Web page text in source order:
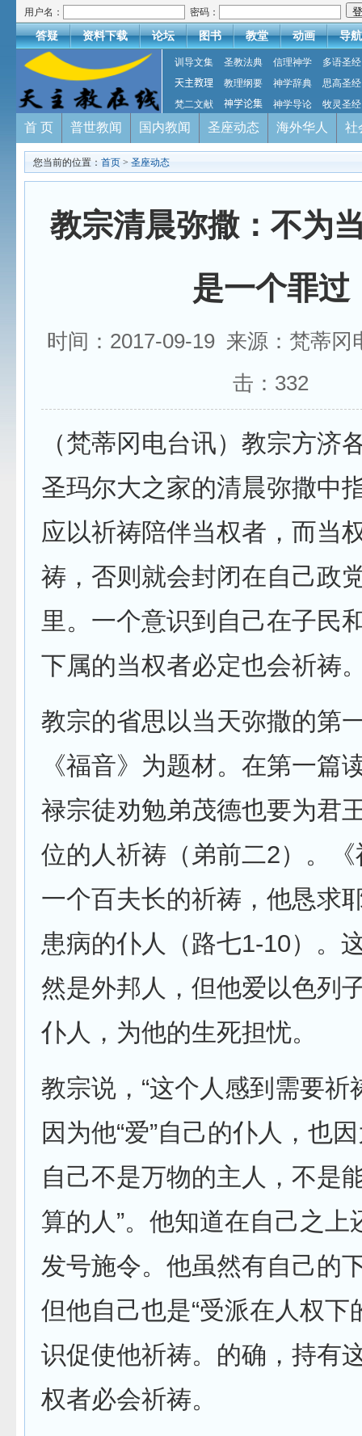
用户名： 密码：
答疑 资料下载 论坛 图书 教堂 动画 导航
训导文集 圣教法典 信理神学
多语圣经
天主教理
教理纲要 神学辞典
思高圣经
梵二文献
神学论集 神学导论 牧灵圣经
首 页 普世教闻 国内教闻 圣座动态 海外华人 社
您当前的位置： 首页 > 圣座动态
教宗清晨弥撒：不为
是一个罪过
时间：2017-09-19 来源：梵蒂
击： 332
（梵蒂冈电台讯）教宗方济
圣玛尔大之家的清晨弥撒中
应以祈祷陪伴当权者，而当
祷，否则就会封闭在自己政
里。一个意识到自己在子民
下属的当权者必定也会祈祷
教宗的省思以当天弥撒的第
《福音》为题材。在第一篇
禄宗徒劝勉弟茂德也要为君
位的人祈祷（弟前二2）。
一个百夫长的祈祷，他恳求
患病的仆人（路七1-10）。
然是外邦人，但他爱以色列
仆人，为他的生死担忧。
教宗说，“这个人感到需要祈
因为他“爱”自己的仆人，也
自己不是万物的主人，不是
算的人”。他知道在自己之上
发号施令。他虽然有自己的
但他自己也是“受派在人权下
识促使他祈祷。的确，持有
权者必会祈祷。